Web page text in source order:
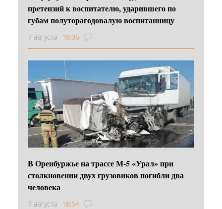
претензий к воспитателю, ударившего по
губам полуторагодовалую воспитанницу
7 августа 19:06
В Оренбуржье на трассе М-5 «Урал» при
столкновении двух грузовиков погибли два
человека
7 августа 18:54